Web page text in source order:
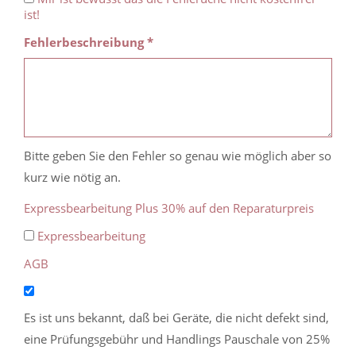
ist!
Fehlerbeschreibung *
Bitte geben Sie den Fehler so genau wie möglich aber so
kurz wie nötig an.
Expressbearbeitung Plus 30% auf den Reparaturpreis
Expressbearbeitung
AGB
Es ist uns bekannt, daß bei Geräte, die nicht defekt sind,
eine Prüfungsgebühr und Handlings Pauschale von 25%